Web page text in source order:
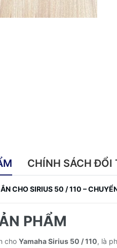
CHÍNH SÁCH ĐỔI
CHO SIRIUS 50 / 110 –
PHẨM
cho Yamaha Sirius 50 / 110, là